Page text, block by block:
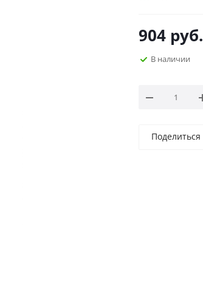
904 руб.
В наличии
Поделиться